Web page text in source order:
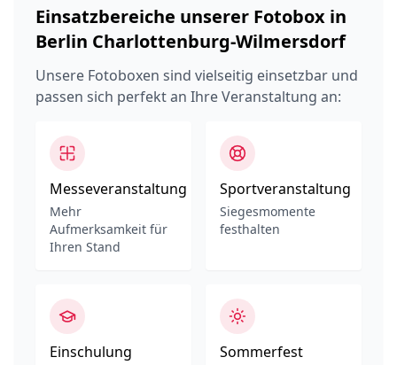
Einsatzbereiche unserer Fotobox in
Berlin Charlottenburg-Wilmersdorf
Unsere Fotoboxen sind vielseitig einsetzbar und
passen sich perfekt an Ihre Veranstaltung an:
Messeveranstaltung
Mehr
Aufmerksamkeit für
Ihren Stand
Sportveranstaltung
Siegesmomente
festhalten
Einschulung Sommerfest